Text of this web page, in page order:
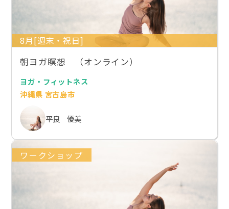
8月[週末・祝日]
朝ヨガ瞑想 （オンライン）
ヨガ・フィットネス
沖縄県 宮古島市
平良 優美
ワークショップ